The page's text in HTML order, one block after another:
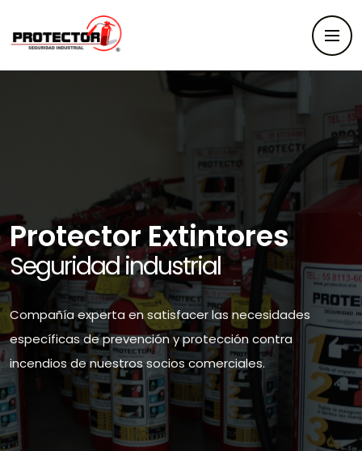
Protector Extintores
Seguridad industrial
Compañía experta en satisfacer las necesidades
específicas de prevención y protección contra
incendios de nuestros socios comerciales.